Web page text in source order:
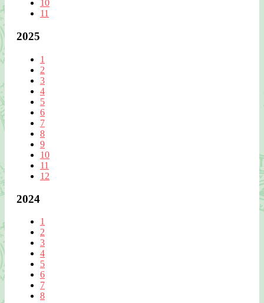
10
11
2025
1
2
3
4
5
6
7
8
9
10
11
12
2024
1
2
3
4
5
6
7
8